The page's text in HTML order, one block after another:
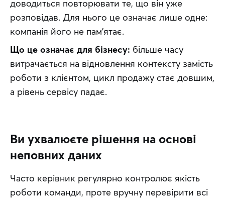
доводиться повторювати те, що він уже
розповідав. Для нього це означає лише одне:
компанія його не пам'ятає.
Що це означає для бізнесу: більше часу
витрачається на відновлення контексту замість
роботи з клієнтом, цикл продажу стає довшим,
а рівень сервісу падає.
Ви ухвалюєте рішення на основі
неповних даних
Часто керівник регулярно контролює якість
роботи команди, проте вручну перевірити всі